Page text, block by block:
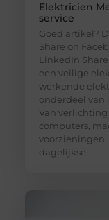
Elektricien
service
Goed artikel?
Share on
LinkedIn
een veilige
werkende
onderdeel van
Van
computers,
dagelijkse